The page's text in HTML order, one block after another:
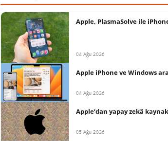
Apple, PlasmaSolve ile
04 Ağu 2026
Apple iPhone ve Windows
04 Ağu 2026
Apple’dan yapay zekâ
05 Ağu 2026